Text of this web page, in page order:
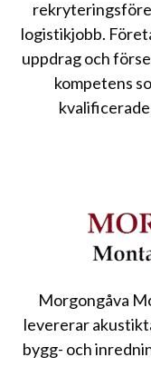
logistikjobb.
uppdrag och
kompetens
Morgongåva
levererar
bygg- och